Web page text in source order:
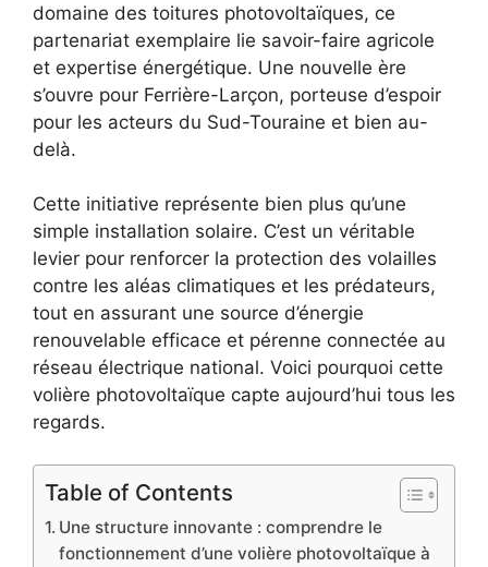
domaine des toitures photovoltaïques, ce
partenariat exemplaire lie savoir-faire agricole
et expertise énergétique. Une nouvelle ère
s’ouvre pour Ferrière-Larçon, porteuse d’espoir
pour les acteurs du Sud-Touraine et bien au-
delà.
Cette initiative représente bien plus qu’une
simple installation solaire. C’est un véritable
levier pour renforcer la protection des volailles
contre les aléas climatiques et les prédateurs,
tout en assurant une source d’énergie
renouvelable efficace et pérenne connectée au
réseau électrique national. Voici pourquoi cette
volière photovoltaïque capte aujourd’hui tous les
regards.
Table of Contents
Une structure innovante : comprendre le
fonctionnement d’une volière photovoltaïque à